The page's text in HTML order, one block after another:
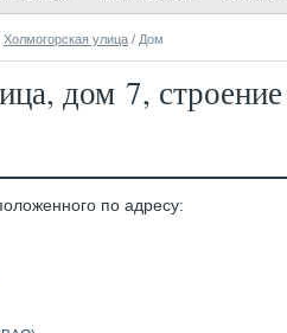
Холмогорская улица / Дом
дом 7,
по адресу: